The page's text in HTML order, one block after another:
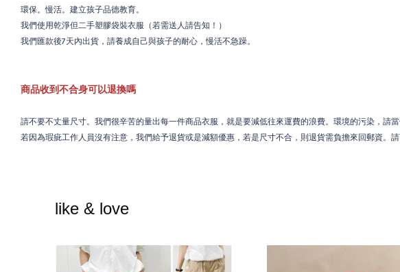
環保。慢活。建立孩子品德教育。
我們使用乾淨但二手塑膠袋裝衣服（若需送人請告知！）
我們匯款後7天內出貨，請養成自己與孩子的耐心，慢活不急躁。
商品收到不合身可以退換嗎
請不要不丈量尺寸。我們很辛苦的量出每一件商品衣服，就是要減低往來運費的浪費。環境的污染，請當
若因為瑕疵工作人員沒有注意，我們給予退貨或是減額優惠，若是尺寸不合，則退貨需負擔來回郵資。請
like & love